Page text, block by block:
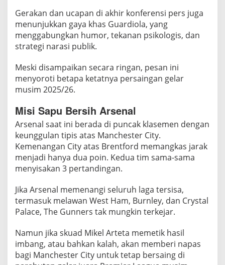
k
s
W
e
H
a
m
J
e
g
A
r
e
n
a
Gerakan dan ucapan di akhir konferensi pers juga
menunjukkan gaya khas Guardiola, yang
menggabungkan humor, tekanan psikologis, dan
strategi narasi publik.
Meski disampaikan secara ringan, pesan ini
menyoroti betapa ketatnya persaingan gelar
musim 2025/26.
Misi Sapu Bersih Arsenal
Arsenal saat ini berada di puncak klasemen dengan
keunggulan tipis atas Manchester City.
Kemenangan City atas Brentford memangkas jarak
menjadi hanya dua poin. Kedua tim sama-sama
menyisakan 3 pertandingan.
Jika Arsenal memenangi seluruh laga tersisa,
termasuk melawan West Ham, Burnley, dan Crystal
Palace, The Gunners tak mungkin terkejar.
Namun jika skuad Mikel Arteta memetik hasil
imbang, atau bahkan kalah, akan memberi napas
bagi Manchester City untuk tetap bersaing di